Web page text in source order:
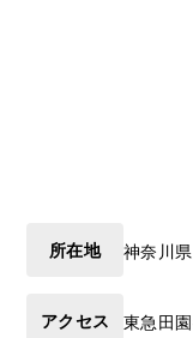
所在地 神奈川県
アクセス
東急田